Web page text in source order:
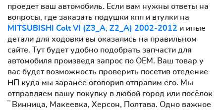
проедет ваш автомобиль. Если вам нужны ответы на
вопросы, где заказать подушки кпп и втулки на
MITSUBISHI Colt VI (Z3_A, Z2_A) 2002-2012 и иные
детали для ходовки вы оказались на правильном
сайте. Тут будет удобно подобрать запчасти для
автомобиля произведя запрос по OEM. Ваш товар у
вас будет возможность проверить посетив отедение
НП куда мы заранее оговорив отправим его. Мы
отправляем вашу покупку в любой город или посёлок
‾ Винница, Макеевка, Херсон, Полтава. Одно важное